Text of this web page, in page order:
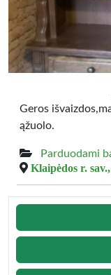
Geros
ąžuolo.
Parduodami
Klaipėdos r. sav.,